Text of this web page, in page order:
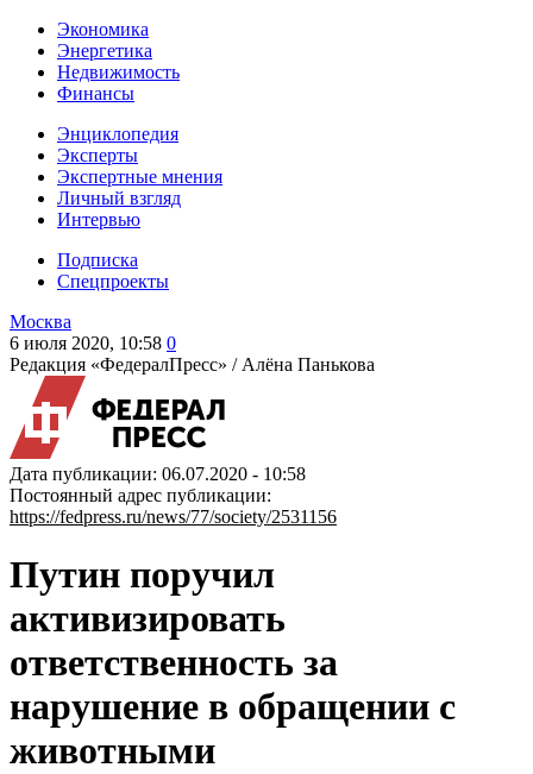
Экономика
Энергетика
Недвижимость
Финансы
Энциклопедия
Эксперты
Экспертные мнения
Личный взгляд
Интервью
Подписка
Спецпроекты
Москва
6 июля 2020, 10:58 0
Редакция «ФедералПресс» / Алёна Панькова
Дата публикации: 06.07.2020 - 10:58
Постоянный адрес публикации:
https://fedpress.ru/news/77/society/2531156
Путин поручил
активизировать
ответственность за
нарушение в обращении с
животными